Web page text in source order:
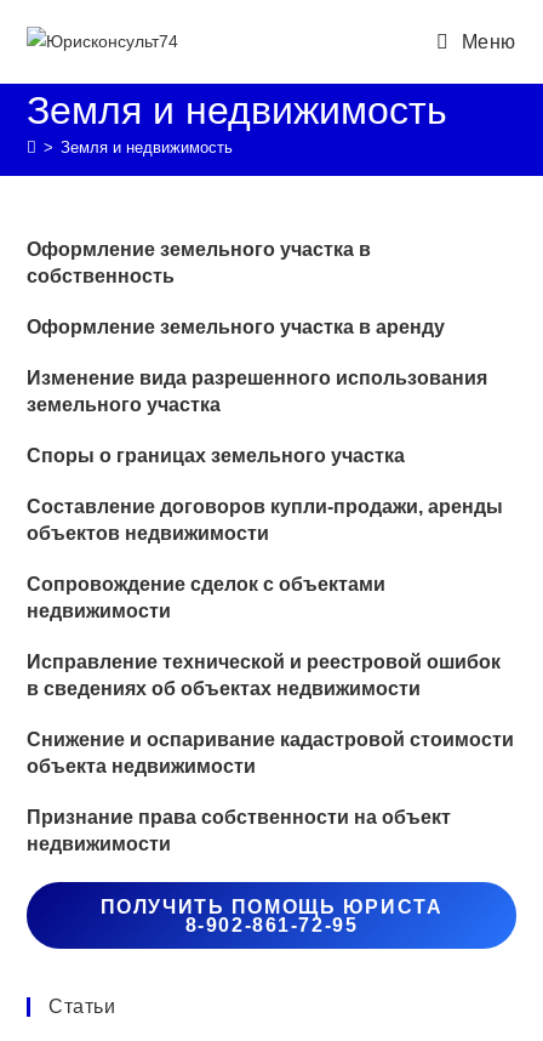
Меню
Земля и недвижимость​​
> Земля и недвижимость​​
Оформление земельного участка в
собственность
Оформление земельного участка в аренду
Изменение вида разрешенного использования
земельного участка
Споры о границах земельного участка
Составление договоров купли-продажи, аренды
объектов недвижимости
Сопровождение сделок с объектами
недвижимости
Исправление технической и реестровой ошибок
в сведениях об объектах недвижимости
Снижение и оспаривание кадастровой стоимости
объекта недвижимости
Признание права собственности на объект
недвижимости
ПОЛУЧИТЬ ПОМОЩЬ ЮРИСТА
8-902-861-72-95
Статьи